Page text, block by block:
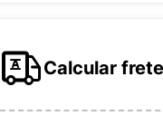
Calcular frete